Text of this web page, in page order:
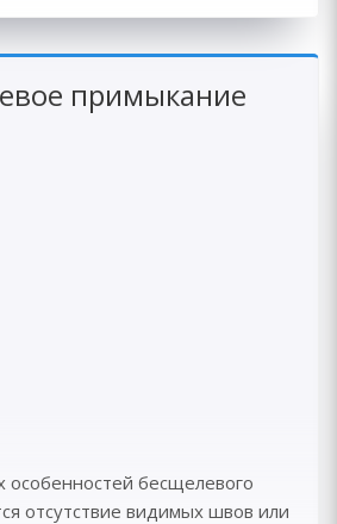
примыкание
бесщелевого
отсутствие видимых швов или